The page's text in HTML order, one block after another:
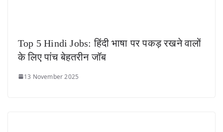
Top 5 Hindi Jobs: हिंदी भाषा पर पकड़ रखने वालों
के लिए पांच बेहतरीन जॉब
13 November 2025